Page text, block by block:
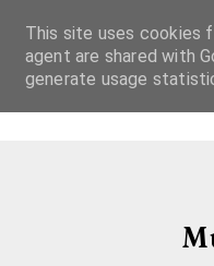
This site uses cookies
agent are shared with
generate usage